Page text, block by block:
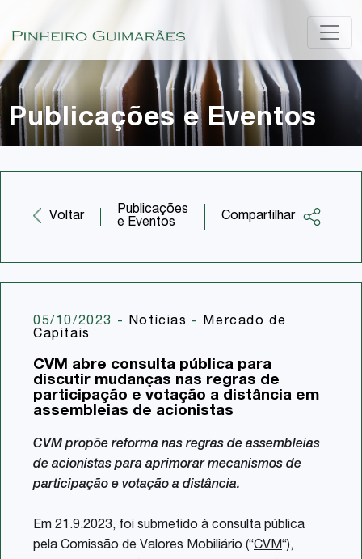
Publicações e Eventos
Voltar
Publicações
e Eventos
Compartilhar
Twitter
Share
05/10/2023 - Notícias - Mercado de
Capitais
CVM abre consulta pública para
discutir mudanças nas regras de
participação e votação a distância em
assembleias de acionistas
CVM propõe reforma nas regras de assembleias
de acionistas para aprimorar mecanismos de
participação e votação a distância.
Em 21.9.2023, foi submetido à consulta pública
pela Comissão de Valores Mobiliário (“CVM“),